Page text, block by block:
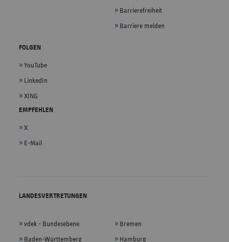
Barrierefreiheit
Barriere melden
FOLGEN
YouTube
LinkedIn
XING
EMPFEHLEN
X
E-Mail
LANDESVERTRETUNGEN
vdek - Bundesebene
Baden-Württemberg
Bremen
Hamburg